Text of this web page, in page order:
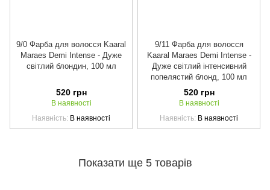
9/0 Фарба для волосся Kaaral
Maraes Demi Intense - Дуже
світлий блондин, 100 мл
520 грн
В наявності
Наявність В наявності
9/11 Фарба для волосся
Kaaral Maraes Demi Intense -
Дуже світлий інтенсивний
попелястий блонд, 100 мл
520 грн
В наявності
Наявність В наявності
Показати ще 5 товарів